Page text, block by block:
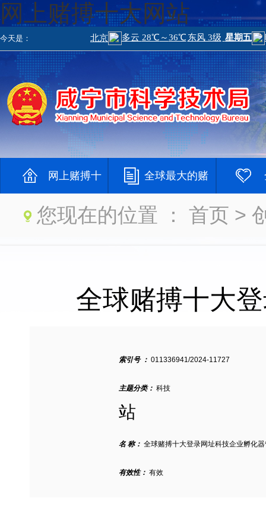
网上赌搏十大网站
今天是：
网上赌搏十
大网站
全球最大的赌
钱网 大登录网
您现在的位置 ： 首页 >
全球赌搏十大
索引号 ： 011336941/2024-11727
主题分类： 科技
站
名 称： 全球赌搏十大登录网址科技企业孵化
有效性： 有效